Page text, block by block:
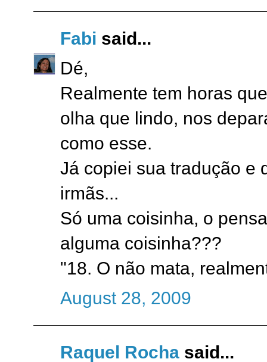
Fabi said...
Dé,
Realmente tem horas
olha que lindo, nos
como esse.
Já copiei sua tradução e
irmãs...
Só uma coisinha, o
alguma coisinha???
"18. O não mata,
August 28, 2009
Raquel Rocha said...